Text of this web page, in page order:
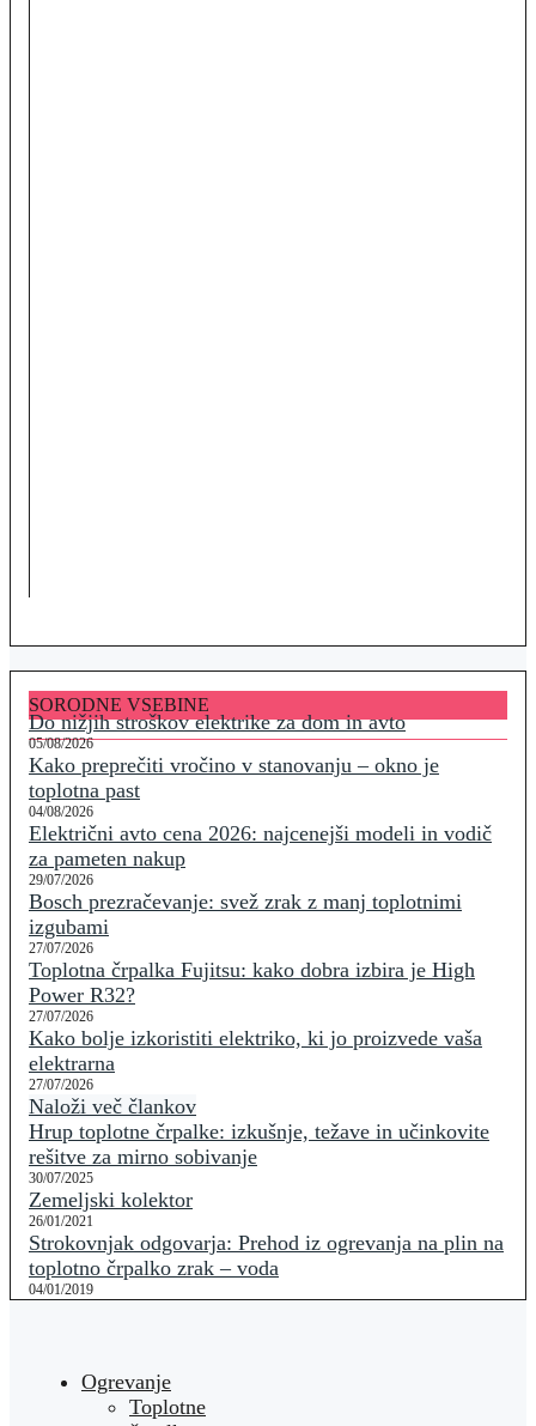
SORODNE VSEBINE
Do nižjih stroškov elektrike za dom in avto
05/08/2026
Kako preprečiti vročino v stanovanju – okno je
toplotna past
04/08/2026
Električni avto cena 2026: najcenejši modeli in vodič
za pameten nakup
29/07/2026
Bosch prezračevanje: svež zrak z manj toplotnimi
izgubami
27/07/2026
Toplotna črpalka Fujitsu: kako dobra izbira je High
Power R32?
27/07/2026
Kako bolje izkoristiti elektriko, ki jo proizvede vaša
elektrarna
27/07/2026
Naloži več člankov
Hrup toplotne črpalke: izkušnje, težave in učinkovite
rešitve za mirno sobivanje
30/07/2025
Zemeljski kolektor
26/01/2021
Strokovnjak odgovarja: Prehod iz ogrevanja na plin na
toplotno črpalko zrak – voda
04/01/2019
Ogrevanje
Toplotne